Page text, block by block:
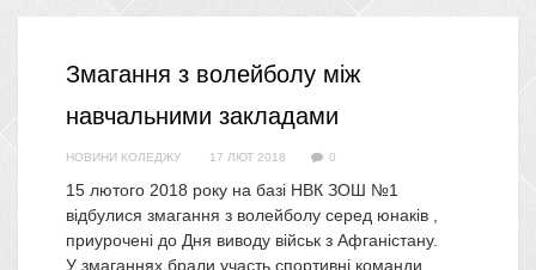
Змагання з волейболу між
навчальними закладами
НОВИНИ КОЛЕДЖУ 17 ЛЮТ 2018 0
15 лютого 2018 року на базі НВК ЗОШ №1
відбулися змагання з волейболу серед юнаків ,
приурочені до Дня виводу військ з Афганістану.
У змаганнях брали участь спортивні команди